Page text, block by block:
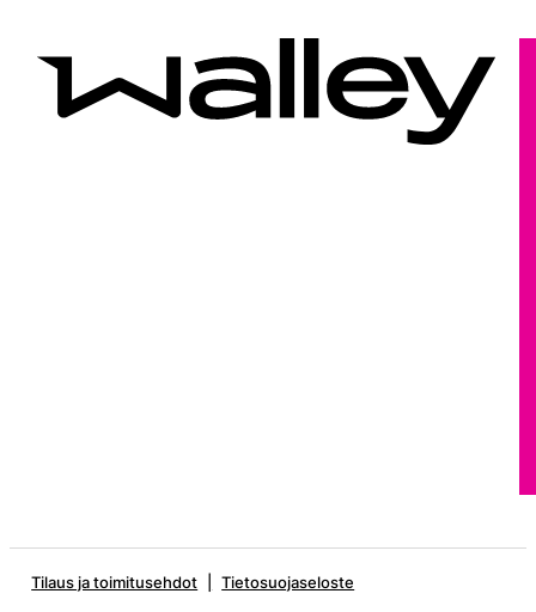
Tilaus ja toimitusehdot Tietosuojaseloste